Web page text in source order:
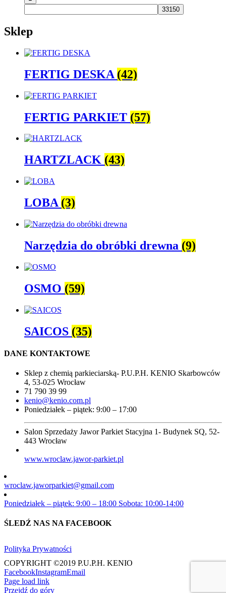
Sklep
FERTIG DESKA (42)
FERTIG PARKIET (57)
HARTZLACK (43)
LOBA (3)
Narzędzia do obróbki drewna (9)
OSMO (59)
SAICOS (35)
DANE KONTAKTOWE
Sklep z chemią parkieciarską- P.U.P.H. KENIO Skarbowców
4, 53-025 Wrocław
71 790 39 99
kenio@kenio.com.pl
Poniedziałek – piątek: 9:00 – 17:00
Salon Sprzedaży Jawor Parkiet Stacyjna 1- Budynek SQ, 52-
443 Wrocław
www.wroclaw.jawor-parkiet.pl
wroclaw.jaworparkiet@gmail.com
Poniedziałek – piątek: 9:00 – 18:00 Sobota: 10:00-14:00
ŚLEDŹ NAS NA FACEBOOK
Polityka Prywatności
COPYRIGHT ©2019 P.U.P.H. KENIO
FacebookInstagramEmail
Page load link
Przejdź do góry